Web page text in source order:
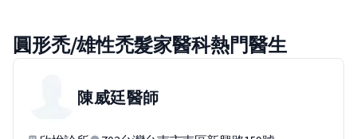
圓形禿/雄性禿髮家醫科熱門醫生
陳威廷醫師